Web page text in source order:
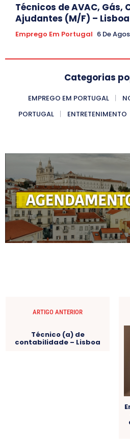
Técnicos de AVAC, Gás,
Ajudantes (M/F) – Lisboa
Emprego Em Portugal 6 De
Categorias
EMPREGO EM PORTUGAL
PORTUGAL
ENTRETENIMENTO
ARTIGO ANTERIOR
Técnico (a) de
contabilidade – Lisboa